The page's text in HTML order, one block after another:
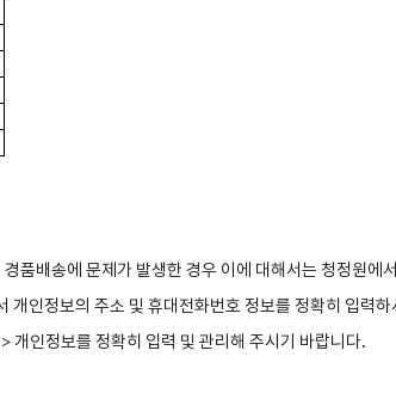
품배송에 문제가 발생한 경우 이에 대해서는 청정원에
개인정보의 주소 및 휴대전화번호 정보를 정확히 입력
개인정보를 정확히 입력 및 관리해 주시기 바랍니다.